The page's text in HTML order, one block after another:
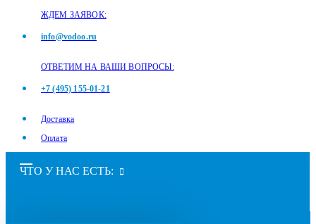
ЖДЕМ ЗАЯВОК:
info@vodoo.ru
ОТВЕТИМ НА ВАШИ ВОПРОСЫ:
+7 (495) 155-01-21
Доставка
Оплата
ЧТО У НАС ЕСТЬ: